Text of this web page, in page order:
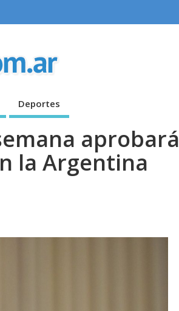
Deportes
aprobará
la Argentina